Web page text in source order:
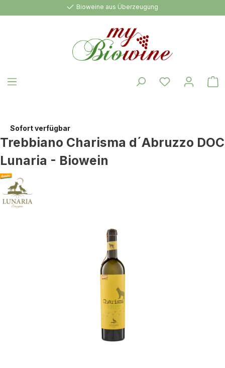
Bioweine aus Überzeugung
Sofort verfügbar
Trebbiano Charisma d´Abruzzo DOC
Lunaria - Biowein